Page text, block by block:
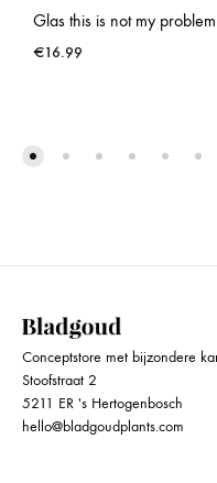
Glas this is not my problem
€16.99
Conceptstore met bijzondere
Stoofstraat 2
5211 ER 's Hertogenbosch
hello@bladgoudplants.com